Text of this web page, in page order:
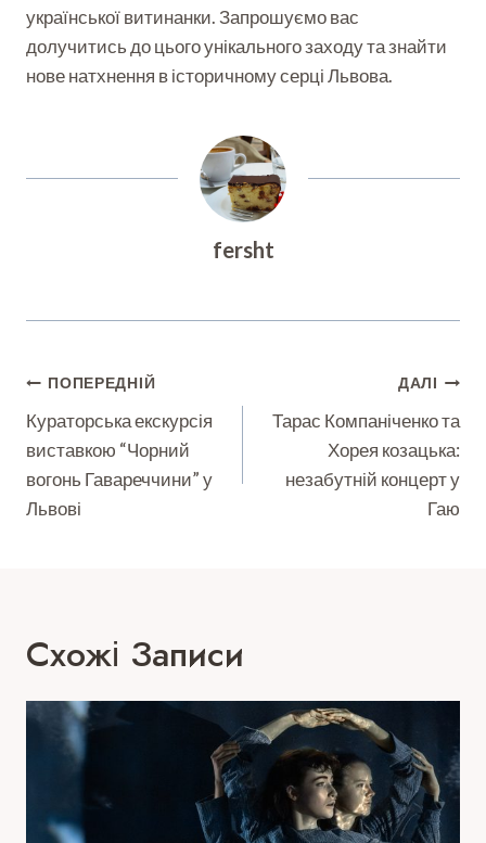
української витинанки. Запрошуємо вас
долучитись до цього унікального заходу та знайти
нове натхнення в історичному серці Львова.
fersht
Навігація
Записів
ПОПЕРЕДНІЙ
Кураторська екскурсія
виставкою “Чорний
вогонь Гавареччини” у
Львові
ДАЛІ
Тарас Компаніченко та
Хорея козацька:
незабутній концерт у
Гаю
Схожі Записи